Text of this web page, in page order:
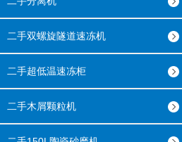
二手双螺旋隧道速冻机
二手超低温速冻柜
二手木屑颗粒机